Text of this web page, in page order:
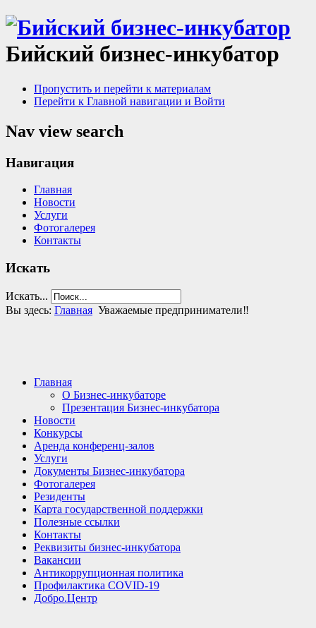
Бийский бизнес-инкубатор
Пропустить и перейти к материалам
Перейти к Главной навигации и Войти
Nav view search
Навигация
Главная
Новости
Услуги
Фотогалерея
Контакты
Искать
Искать...
Вы здесь: Главная Уважаемые предприниматели‼️
Главная
О Бизнес-инкубаторе
Презентация Бизнес-инкубатора
Новости
Конкурсы
Аренда конференц-залов
Услуги
Документы Бизнес-инкубатора
Фотогалерея
Резиденты
Карта государственной поддержки
Полезные ссылки
Контакты
Реквизиты бизнес-инкубатора
Вакансии
Антикоррупционная политика
Профилактика COVID-19
Добро.Центр